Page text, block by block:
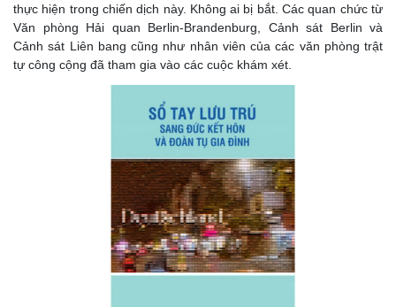
thực hiện trong chiến dịch này. Không ai bị bắt. Các quan chức từ
Văn phòng Hải quan Berlin-Brandenburg, Cảnh sát Berlin và
Cảnh sát Liên bang cũng như nhân viên của các văn phòng trật
tự công cộng đã tham gia vào các cuộc khám xét.